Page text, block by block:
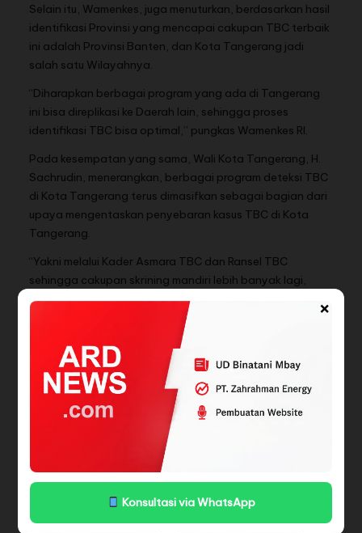
×
Konsultasi via WhatsApp
Selain itu, Wamenkes, juga menuturkan, berdasarkan hasil
identifikasi Provinsi yang mencapai cakupan TBC terbaik
ini adalah Provinsi Banten, dan Kota Tangerang jadi
salah satu Wilayahnya.
“Diharapkan berbagai program yang ada di Tangerang
ini bisa direplikasi ke Daerah lain, sehingga proses
identifikasi TBC bisa optimal,” pungkas Wamenkes RI.
Pada kesempatan yang sama, Wali Kota Tangerang, H.
Sachrudin, menerangkan, berbagai program deteksi TBC
di Kota Tangerang terus dimasifkan sebagai bagian dari
upaya mengentaskan penyebaran kasus TBC di Kota
Tangerang.
“Yakni melalui Kader Asmara TBC dan Ransel TBC
sehingga cakupan skrining mandiri lebih banyak lagi,
serta tentunya perhatian terhadap kebutuhan sanitasi
yang bersih dan kebutuhan gizi yang baik, terus kami
berikan kepada Pasien TBC di Kota Tangerang,” ujar
Sachrudin.
Penulis : Muhammad Andika Putra
BACA JUGA
BPI KPNPA RI Akan
Teruskan Dugaan
Rahmad Sukendar Kritik
Tajam Razia di Lapas: